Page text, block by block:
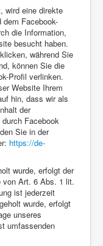
wird eine direkte
dem Facebook-
die Information,
besucht haben.
während Sie
können Sie die
Profil verlinken.
Website Ihrem
hin, dass wir als
der
Facebook
Sie in der
https://de-
wurde, erfolgt der
von Art. 6 Abs. 1 lit.
ist jederzeit
wurde, erfolgt
unseres
umfassenden